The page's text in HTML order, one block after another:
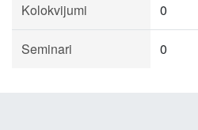
Kolokvijumi 0
Seminari 0